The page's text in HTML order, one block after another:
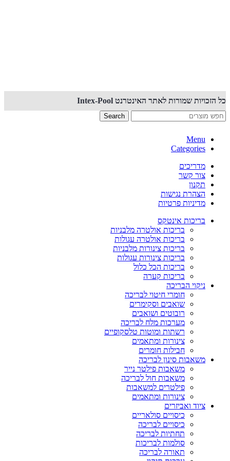
כל הזכויות שמורות לאתר האינטרנט Intex-Pool
Search
Menu
Categories
מדריכים
צור קשר
תקנון
הצהרת נגישות
מדיניות פרטיות
בריכות אינטקס
בריכות אולטרה מלבניות
בריכות אולטרה עגולות
בריכות צינורות מלבניות
בריכות צינורות עגולות
בריכות הכל כלול
בריכות קערה
ניקוי הבריכה
חומרי חיטוי לבריכה
שואבים וסקימרים
רובוטים ושואבים
מערכות מלח לבריכה
רשתות ומוטות טלסקופיים
צינורות ומתאמים
חבילות חומרים
משאבות סינון לבריכה
משאבות פילטר נייר
משאבות חול לבריכה
פילטרים למשאבות
צינורות ומתאמים
ציוד ואביזרים
כיסויים סולאריים
כיסויים לבריכה
תחתיות לבריכה
סולמות לבריכות
תאורה לבריכה